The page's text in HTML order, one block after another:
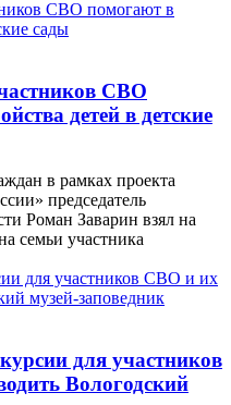
СВО
детей в детские
в рамках проекта
председатель
Роман Заварин взял на
семьи участника
для участников
Вологодский